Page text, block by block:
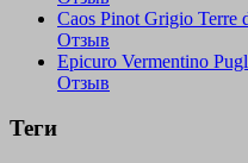
Caos Pinot Grigio Terre
Отзыв
Epicuro Vermentino
Отзыв
Теги